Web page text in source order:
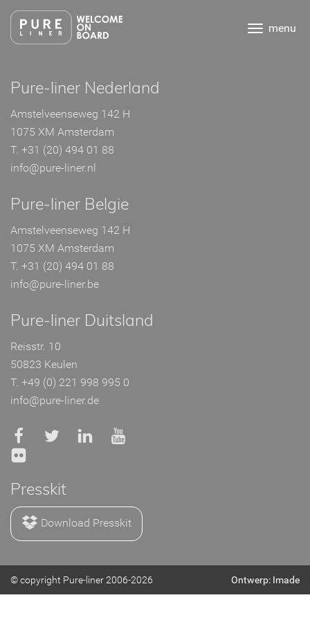
direct
naar
inhoud
menu
Pure-liner Nederland
Amstelveenseweg 142 H
1075 XM Amsterdam
T. +31 (20) 494 01 88
info@pure-liner.nl
Pure-liner Belgie
Amstelveenseweg 142 H
1075 XM Amsterdam
T. +31 (20) 494 01 88
info@pure-liner.be
Pure-liner Duitsland
Reisstr. 10
50823 Keulen
T. +49 (0) 221 998 995 0
info@pure-liner.de
Presskit
Download Presskit
© copyright Pure-liner 2006-2026 Ontwerp: Imade